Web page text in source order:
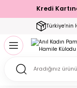
Kredi
Türkiye’nin